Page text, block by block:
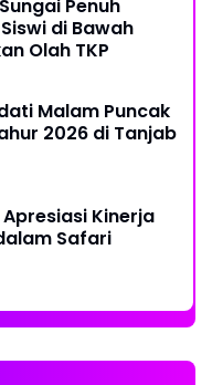
Penuh
di Bawah
Olah TKP
Malam Puncak
2026 di Tanjab
Kinerja
Safari